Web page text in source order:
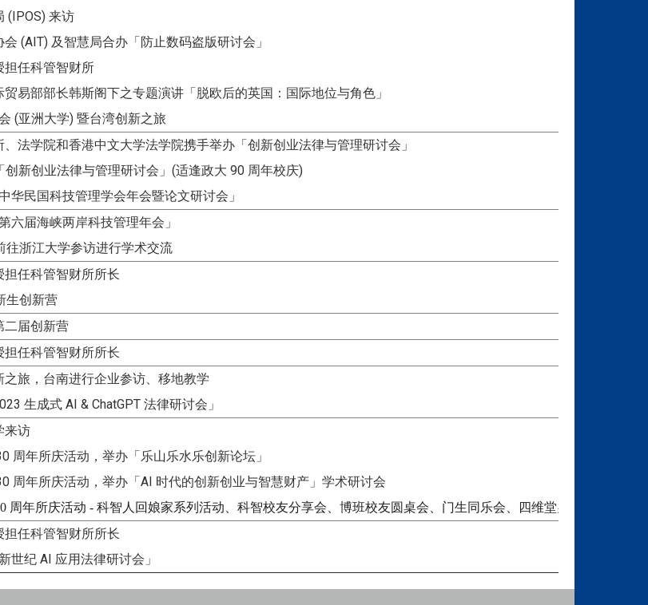
(IPOS) 来访
(AIT) 及智慧局合办「防止数码盗版研讨会」
担任科管智财所
易部部长韩斯阁下之专题演讲「脱欧后的英国：国际地位与角色」
(亚洲大学) 暨台湾创新之旅
法学院和香港中文大学法学院携手举办「创新创业法律与管理研讨会」
创新创业法律与管理研讨会」(适逢政大 90 周年校庆)
华民国科技管理学会年会暨论文研讨会」
六届海峡两岸科技管理年会」
江大学参访进行学术交流
任科管智财所所长
创新营
二届创新营
任科管智财所所长
旅，台南进行企业参访、移地教学
生成式 AI & ChatGPT 法律研讨会」
来访
周年所庆活动，举办「乐山乐水乐创新论坛」
周年所庆活动，举办「AI 时代的创新创业与智慧财产」学术研讨会
周年所庆活动 - 科智人回娘家系列活动、 科智校友分享会 博班校友圆桌会 门生同乐会 四维堂办桌晚宴
任科管智财所所长
世纪 AI 应用法律研讨会」